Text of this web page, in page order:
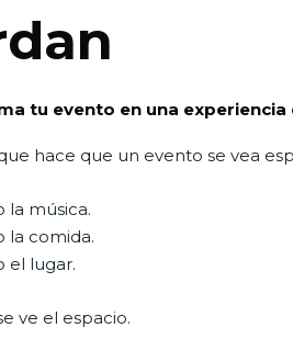
tu evento en una
hace que un evento se vea
la música.
la comida.
el lugar.
ve el espacio.